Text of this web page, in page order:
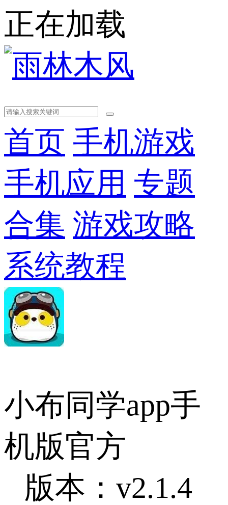
正在加载
首页 手机游戏
手机应用 专题
合集 游戏攻略
系统教程
小布同学app手
机版官方
版本：v2.1.4